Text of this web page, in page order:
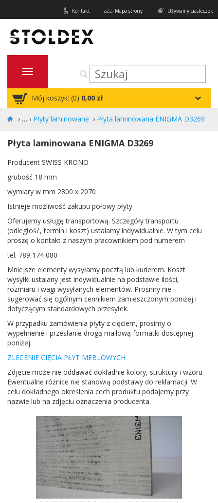
Używamy ciasteczek
Mapa strony
Kontakt
Mój koszyk: (0) 0,00 zł
› Płyty laminowane › Płyta laminowana ENIGMA D3269
Płyta laminowana ENIGMA D3269
Producent SWISS KRONO
grubość 18 mm
wymiary w mm 2800 x 2070
Istnieje możliwość zakupu połowy płyty
Oferujemy usługę transportową. Szczegóły transportu
(odległość, termin i koszt) ustalamy indywidualnie. W tym celu
proszę o kontakt z naszym pracownikiem pod numerem
tel. 789 174 080
Mniejsze elementy wysyłamy pocztą lub kurierem. Koszt
wysyłki ustalany jest indywidualnie na podstawie ilości,
rozmiaru i wagi wysyłanych elementów. Prosimy nie
sugerować się ogólnym cennikiem zamieszczonym poniżej i
dotyczącym standardowych przesyłek.
W przypadku zamówienia płyty z cięciem, prosimy o
wypełnienie i przesłanie drogą mailową formatki dostępnej
poniżej:
ZLECENIE CIĘCIA PŁYT MEBLOWYCH
Zdjęcie może nie oddawać dokładnie kolory, struktury i wzoru.
Ewentualne różnice nie stanowią podstawy do reklamacji. W
celu dokładnego określenia cech produktu podajemy przy
nazwie lub na zdjęciu oznaczenia producenta.